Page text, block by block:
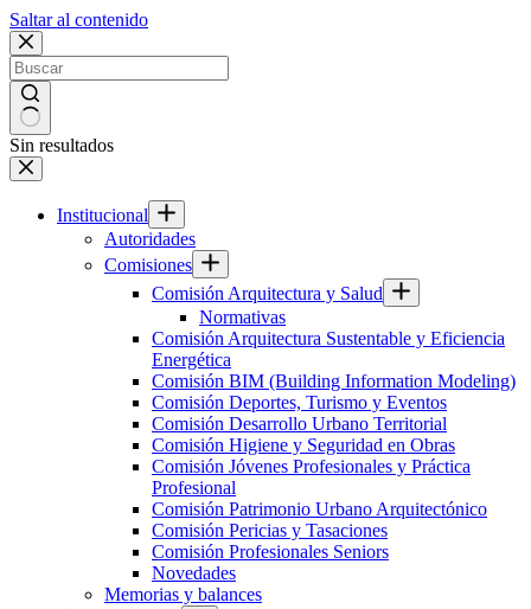
Saltar al contenido
Sin resultados
Institucional
Autoridades
Comisiones
Comisión Arquitectura y Salud
Normativas
Comisión Arquitectura Sustentable y Eficiencia
Energética
Comisión BIM (Building Information Modeling)
Comisión Deportes, Turismo y Eventos
Comisión Desarrollo Urbano Territorial
Comisión Higiene y Seguridad en Obras
Comisión Jóvenes Profesionales y Práctica
Profesional
Comisión Patrimonio Urbano Arquitectónico
Comisión Pericias y Tasaciones
Comisión Profesionales Seniors
Novedades
Memorias y balances